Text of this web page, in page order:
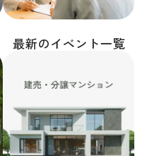
最新のイベント一覧